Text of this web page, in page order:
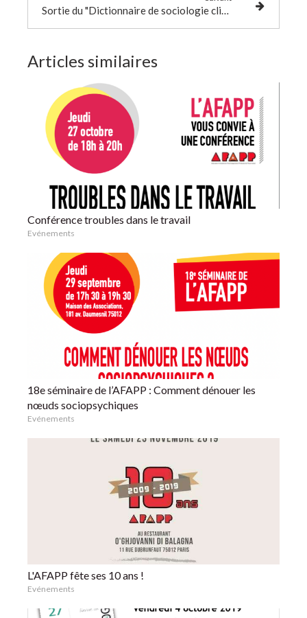
Sortie du "Dictionnaire de sociologie clinique"
Articles similaires
Conférence troubles dans le travail
Evénements
18e séminaire de l’AFAPP : Comment dénouer les
nœuds sociopsychiques
Evénements
L'AFAPP fête ses 10 ans !
Evénements